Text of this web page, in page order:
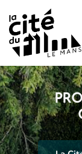
Aller
au